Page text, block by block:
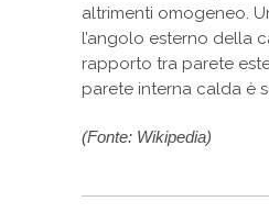
altrimenti omogeneo.
l’angolo esterno della
rapporto tra parete
parete interna calda è
(Fonte: Wikipedia)